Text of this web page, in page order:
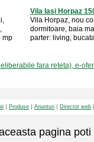
mp
Vila Iasi Horpaz
Vila Horpaz, nou
dormitoare, baia
parter: living,
fara reteta), e-
Produse Anunturi Director web
pagina poti